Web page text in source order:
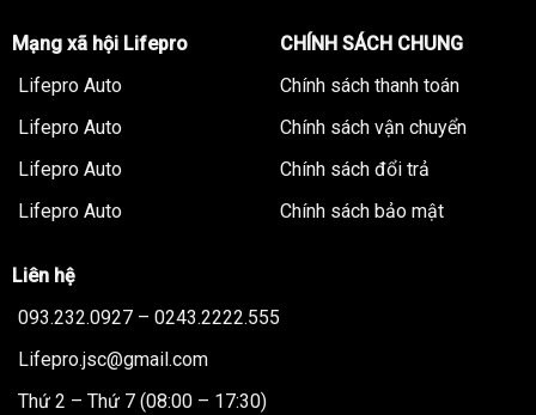
Mạng xã hội Lifepro
Lifepro Auto
Lifepro Auto
Lifepro Auto
Lifepro Auto
CHÍNH SÁCH CHUNG
Chính sách thanh toán
Chính sách vận chuyển
Chính sách đổi trả
Chính sách bảo mật
Liên hệ
093.232.0927 – 0243.2222.555
Lifepro.jsc@gmail.com
Thứ 2 – Thứ 7 (08:00 – 17:30)